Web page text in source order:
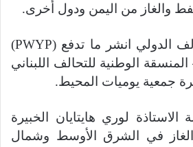
والغاز من اليمن ودول أخرى.
وستلقي كلمة التحالف الدولي انشر ما تدفع (PWYP)
المنسقة الوطنية للتحالف اللبناني
جمعية يوميات المحيط.
لوري هايتايان الخبيرة
في الشرق الأوسط وشمال